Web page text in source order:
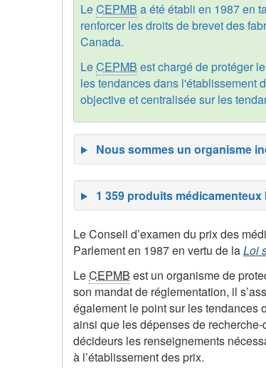
LeCEPMB a été établi en 1987 en
renforcer les droits de brevet des
Canada.
LeCEPMB est chargé de protéger
les tendances dans l'établissement
objective et centralisée sur les
Le Conseil d’examen du prix des
Parlement en 1987 en vertu de laLoi
LeCEPMB est un organisme de
son mandat de réglementation, il
également le point sur les tendances
ainsi que les dépenses de
décideurs les renseignements
à l’établissement des prix.